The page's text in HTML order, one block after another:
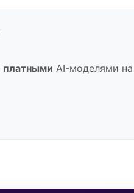
платными AI-моделями на